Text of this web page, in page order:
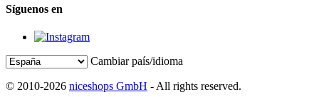
Síguenos en
Cambiar país/idioma
© 2010-2026 niceshops GmbH - All rights reserved.